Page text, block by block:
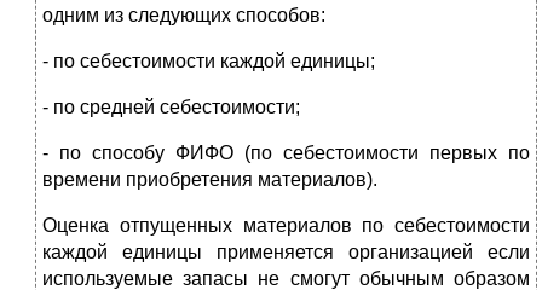
одним из следующих способов:
- по себестоимости каждой единицы;
- по средней себестоимости;
- по способу ФИФО (по себестоимости первых по
времени приобретения материалов).
Оценка отпущенных материалов по себестоимости
каждой единицы применяется организацией если
используемые запасы не смогут обычным образом